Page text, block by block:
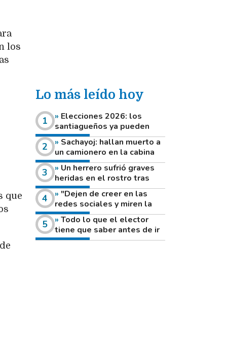
los
que
Lo más leído hoy
Elecciones 2026: los
santiagueños ya pueden
consultar dónde votan este
domingo
Sachayoj: hallan muerto a
un camionero en la cabina
de su vehículo a la vera de
un camino rural
Un herrero sufrió graves
heridas en el rostro tras
reventar el disco de una
amoladora
"Dejen de creer en las
redes sociales y miren la
heladera de sus casas": el
fuerte mensaje de una joven
que votó por primera vez
Todo lo que el elector
tiene que saber antes de ir
a votar este domingo